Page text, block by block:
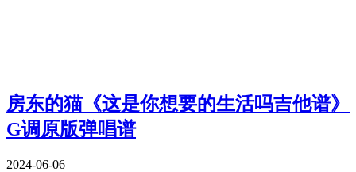
房东的猫《这是你想要的生活吗吉他谱》
G调原版弹唱谱
2024-06-06